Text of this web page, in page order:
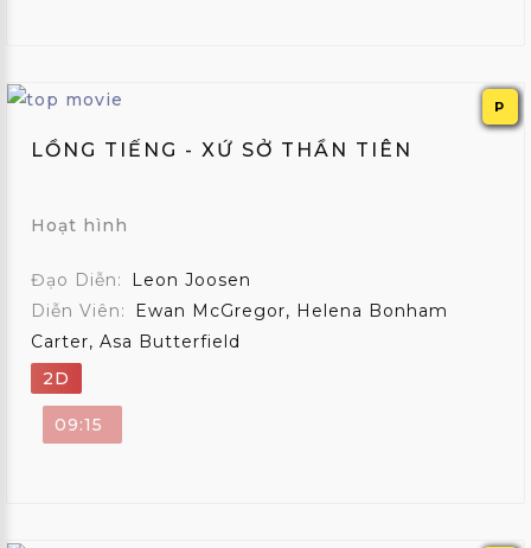
P
LỒNG TIẾNG - XỨ SỞ THẦN TIÊN
Hoạt hình
Đạo Diễn:
Leon Joosen
Diễn Viên:
Ewan McGregor, Helena Bonham
Carter, Asa Butterfield
2D
09:15